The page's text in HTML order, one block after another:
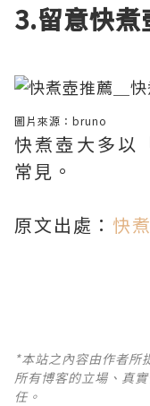
3.留意快
圖片來源： bruno
快煮壺大多以
常見。
原文出處： 快
*本站之內容由作者所
所有博客的立場、真
任。